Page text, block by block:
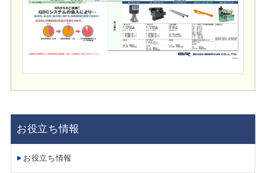
お役立ち情報
お役立ち情報